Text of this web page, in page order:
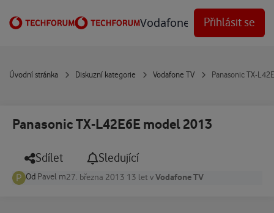
Vodafone Techforum
Přihlásit se
Úvodní stránka Diskuzní kategorie Vodafone TV Panasonic TX-
Panasonic TX-L42E6E model 2013
Sdílet Sledující
Od Pavel m27. března 2013 13 let vVodafone TV